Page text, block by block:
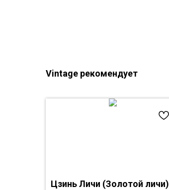
Vintage рекомендует
Цзинь Личи (Золотой личи)